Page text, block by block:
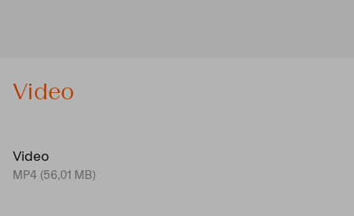
Video
Video
MP4 (56,01 MB)